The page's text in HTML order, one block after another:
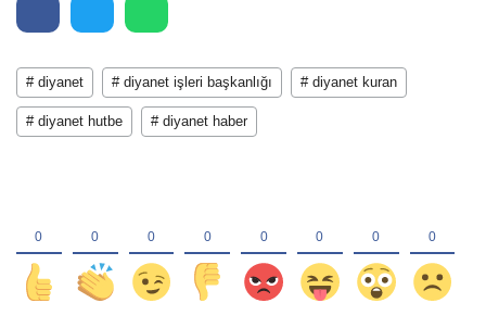
# diyanet # diyanet işleri başkanlığı # diyanet kuran
# diyanet hutbe # diyanet haber